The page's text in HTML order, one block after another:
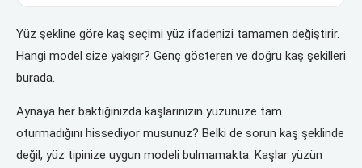
Yüz şekline göre kaş seçimi yüz ifadenizi tamamen değiştirir.
Hangi model size yakışır? Genç gösteren ve doğru kaş şekilleri
burada.
Aynaya her baktığınızda kaşlarınızın yüzünüze tam
oturmadığını hissediyor musunuz? Belki de sorun kaş şeklinde
değil, yüz tipinize uygun modeli bulmamakta. Kaşlar yüzün